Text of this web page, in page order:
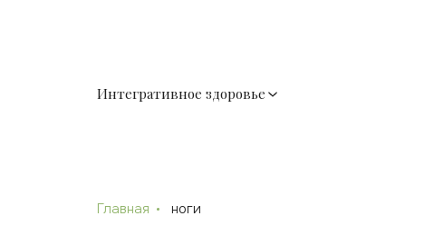
Интегративное здоровье
Главная ноги